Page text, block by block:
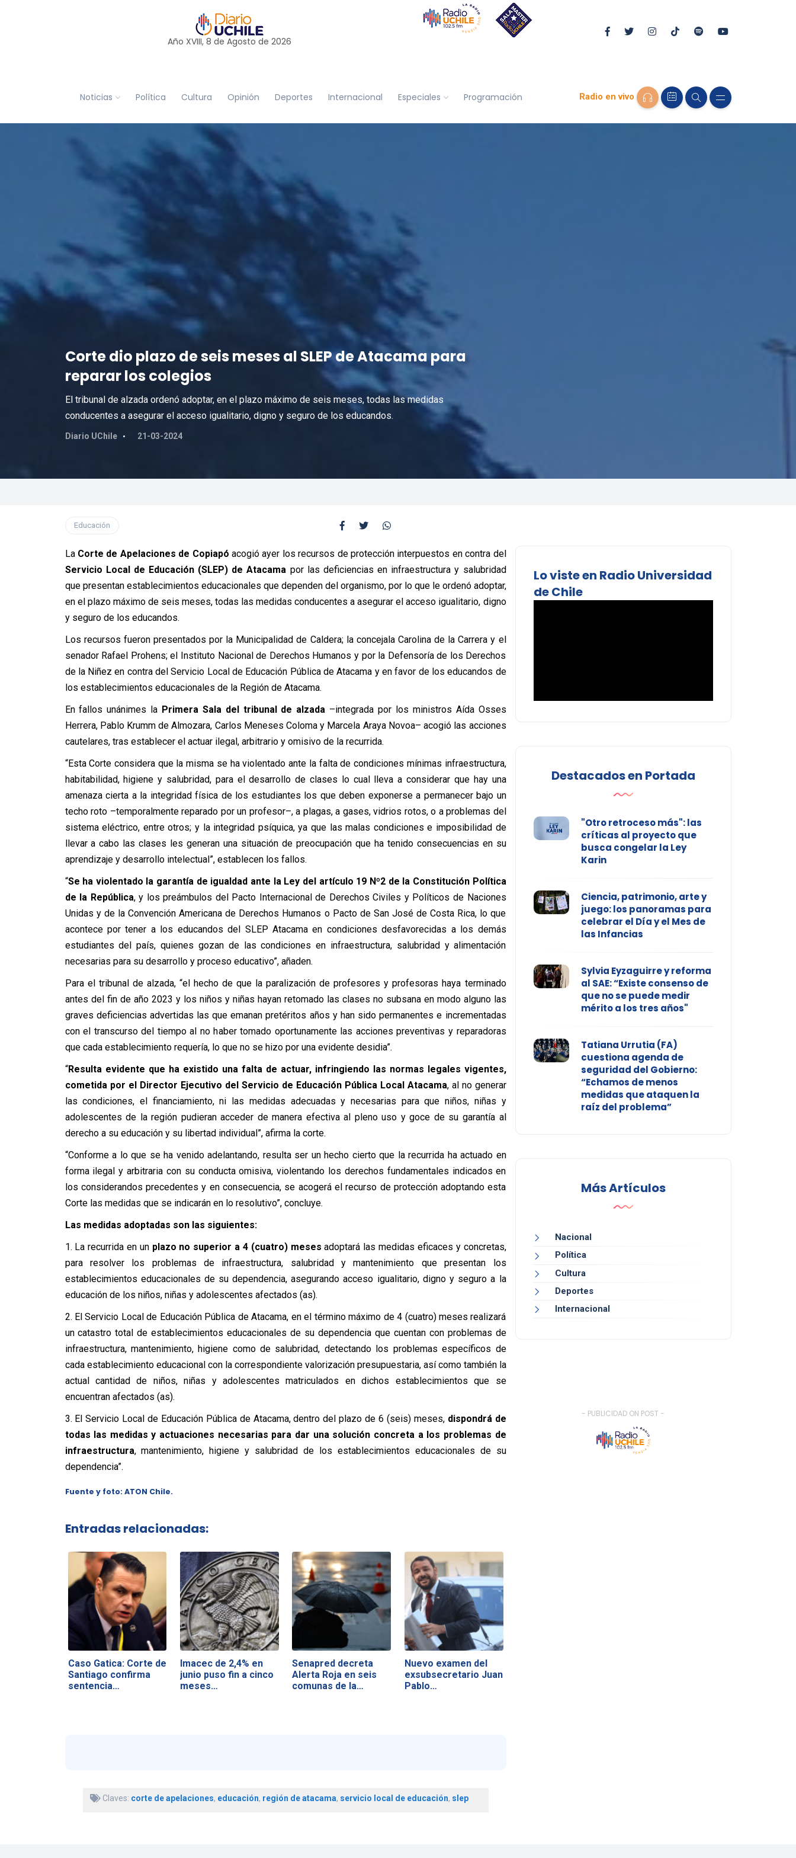
Año XVIII, 8 de Agosto de 2026
Noticias Política Cultura Opinión Deportes Internacional Especiales Programación Radio en vivo
Corte dio plazo de seis meses al SLEP de Atacama para
reparar los colegios
El tribunal de alzada ordenó adoptar, en el plazo máximo de seis meses, todas las medidas
conducentes a asegurar el acceso igualitario, digno y seguro de los educandos.
Diario UChile 21-03-2024
Educación
La Corte de Apelaciones de Copiapó acogió ayer los recursos de protección interpuestos en contra del
Servicio Local de Educación (SLEP) de Atacama por las deficiencias en infraestructura y salubridad
que presentan establecimientos educacionales que dependen del organismo, por lo que le ordenó adoptar,
en el plazo máximo de seis meses, todas las medidas conducentes a asegurar el acceso igualitario, digno
y seguro de los educandos.
Los recursos fueron presentados por la Municipalidad de Caldera; la concejala Carolina de la Carrera y el
senador Rafael Prohens; el Instituto Nacional de Derechos Humanos y por la Defensoría de los Derechos
de la Niñez en contra del Servicio Local de Educación Pública de Atacama y en favor de los educandos de
los establecimientos educacionales de la Región de Atacama.
En fallos unánimes la Primera Sala del tribunal de alzada –integrada por los ministros Aída Osses
Herrera, Pablo Krumm de Almozara, Carlos Meneses Coloma y Marcela Araya Novoa– acogió las acciones
cautelares, tras establecer el actuar ilegal, arbitrario y omisivo de la recurrida.
“Esta Corte considera que la misma se ha violentado ante la falta de condiciones mínimas infraestructura,
habitabilidad, higiene y salubridad, para el desarrollo de clases lo cual lleva a considerar que hay una
amenaza cierta a la integridad física de los estudiantes los que deben exponerse a permanecer bajo un
techo roto –temporalmente reparado por un profesor–, a plagas, a gases, vidrios rotos, o a problemas del
sistema eléctrico, entre otros; y la integridad psíquica, ya que las malas condiciones e imposibilidad de
llevar a cabo las clases les generan una situación de preocupación que ha tenido consecuencias en su
aprendizaje y desarrollo intelectual”, establecen los fallos.
“Se ha violentado la garantía de igualdad ante la Ley del artículo 19 Nº2 de la Constitución Política
de la República, y los preámbulos del Pacto Internacional de Derechos Civiles y Políticos de Naciones
Unidas y de la Convención Americana de Derechos Humanos o Pacto de San José de Costa Rica, lo que
acontece por tener a los educandos del SLEP Atacama en condiciones desfavorecidas a los demás
estudiantes del país, quienes gozan de las condiciones en infraestructura, salubridad y alimentación
necesarias para su desarrollo y proceso educativo”, añaden.
Para el tribunal de alzada, “el hecho de que la paralización de profesores y profesoras haya terminado
antes del fin de año 2023 y los niños y niñas hayan retomado las clases no subsana en modo alguno las
graves deficiencias advertidas las que emanan pretéritos años y han sido permanentes e incrementadas
con el transcurso del tiempo al no haber tomado oportunamente las acciones preventivas y reparadoras
que cada establecimiento requería, lo que no se hizo por una evidente desidia”.
“Resulta evidente que ha existido una falta de actuar, infringiendo las normas legales vigentes,
cometida por el Director Ejecutivo del Servicio de Educación Pública Local Atacama, al no generar
las condiciones, el financiamiento, ni las medidas adecuadas y necesarias para que niños, niñas y
adolescentes de la región pudieran acceder de manera efectiva al pleno uso y goce de su garantía al
derecho a su educación y su libertad individual”, afirma la corte.
“Conforme a lo que se ha venido adelantando, resulta ser un hecho cierto que la recurrida ha actuado en
forma ilegal y arbitraria con su conducta omisiva, violentando los derechos fundamentales indicados en
los considerandos precedentes y en consecuencia, se acogerá el recurso de protección adoptando esta
Corte las medidas que se indicarán en lo resolutivo”, concluye.
Las medidas adoptadas son las siguientes:
1. La recurrida en un plazo no superior a 4 (cuatro) meses adoptará las medidas eficaces y concretas,
para resolver los problemas de infraestructura, salubridad y mantenimiento que presentan los
establecimientos educacionales de su dependencia, asegurando acceso igualitario, digno y seguro a la
educación de los niños, niñas y adolescentes afectados (as).
2. El Servicio Local de Educación Pública de Atacama, en el término máximo de 4 (cuatro) meses realizará
un catastro total de establecimientos educacionales de su dependencia que cuentan con problemas de
infraestructura, mantenimiento, higiene como de salubridad, detectando los problemas específicos de
cada establecimiento educacional con la correspondiente valorización presupuestaria, así como también la
actual cantidad de niños, niñas y adolescentes matriculados en dichos establecimientos que se
encuentran afectados (as).
3. El Servicio Local de Educación Pública de Atacama, dentro del plazo de 6 (seis) meses, dispondrá de
todas las medidas y actuaciones necesarias para dar una solución concreta a los problemas de
infraestructura, mantenimiento, higiene y salubridad de los establecimientos educacionales de su
dependencia”.
Fuente y foto: ATON Chile.
Entradas relacionadas:
Caso Gatica: Corte de
Santiago confirma
sentencia…
Imacec de 2,4% en
junio puso fin a cinco
meses…
Senapred decreta
Alerta Roja en seis
comunas de la…
Nuevo examen del
exsubsecretario Juan
Pablo…
Claves: corte de apelaciones, educación, región de atacama, servicio local de educación, slep
Lo viste en Radio Universidad
de Chile
Destacados en Portada
"Otro retroceso más": las
críticas al proyecto que
busca congelar la Ley
Karin
Ciencia, patrimonio, arte y
juego: los panoramas para
celebrar el Día y el Mes de
las Infancias
Sylvia Eyzaguirre y reforma
al SAE: “Existe consenso de
que no se puede medir
mérito a los tres años"
Tatiana Urrutia (FA)
cuestiona agenda de
seguridad del Gobierno:
“Echamos de menos
medidas que ataquen la
raíz del problema”
Más Artículos
Nacional
Política
Cultura
Deportes
Internacional
- PUBLICIDAD ON POST -